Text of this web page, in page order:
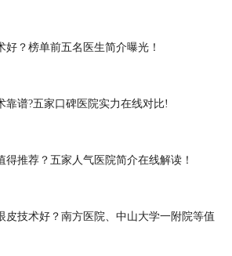
好？榜单前五名医生简介曝光！
靠谱?五家口碑医院实力在线对比!
得推荐？五家人气医院简介在线解读！
皮技术好？南方医院、中山大学一附院等值